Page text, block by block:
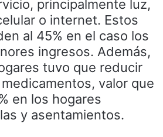
principalmente luz,
o internet. Estos
al 45% en el caso los
ingresos. Además,
tuvo que reducir
valor que
en los hogares
y asentamientos.